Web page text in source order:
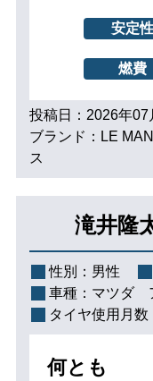
安定性
燃費
投稿日：2026年07
ブランド：LE
ス
滝井隆
性別： 男性
車種： マツダ
タイヤ使用月数
何とも